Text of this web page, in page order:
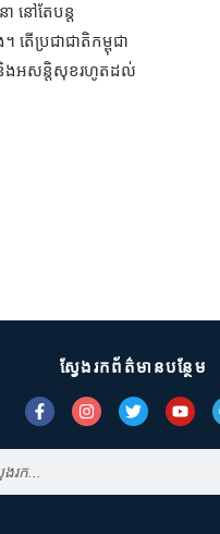
នៅតែបន្ត
ើប្រជាជាតិកម្ពុជា
និងអសន្តិសុខរហូតដល់
ស្វែងរកព័ត៌មានបន្ថែម